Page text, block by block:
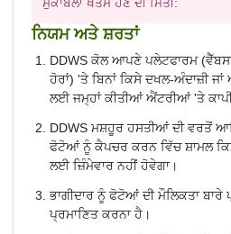
ਮੁਕਾਬਲਾ ਖਤਮ ਹੋਣ ਦੀ ਮਿਤੀ:
ਨਿਯਮ ਅਤੇ ਸ਼ਰਤਾਂ
DDWS ਕੋਲ ਆਪਣੇ ਪਲੇਟਫਾਰਮ
ਹੋਰਾਂ) 'ਤੇ ਬਿਨਾਂ ਕਿਸੇ ਦਖਲ-ਅੰਦਾਜ਼ੀ
ਲਈ ਜਮ੍ਹਾਂ ਕੀਤੀਆਂ ਐਂਟਰੀਆਂ 'ਤੇ
DDWS ਮਸ਼ਹੂਰ ਹਸਤੀਆਂ ਦੀ ਵਰਤੋਂ
ਫੋਟੋਆਂ ਨੂੰ ਕੈਪਚਰ ਕਰਨ ਵਿੱਚ ਸ਼ਾਮਲ ਕਿਸੇ
ਲਈ ਜ਼ਿੰਮੇਵਾਰ ਨਹੀਂ ਹੋਵੇਗਾ।
ਭਾਗੀਦਾਰ ਨੂੰ ਫੋਟੋਆਂ ਦੀ ਮੌਲਿਕਤਾ ਬਾਰੇ
ਪ੍ਰਮਾਣਿਤ ਕਰਨਾ ਹੈ।